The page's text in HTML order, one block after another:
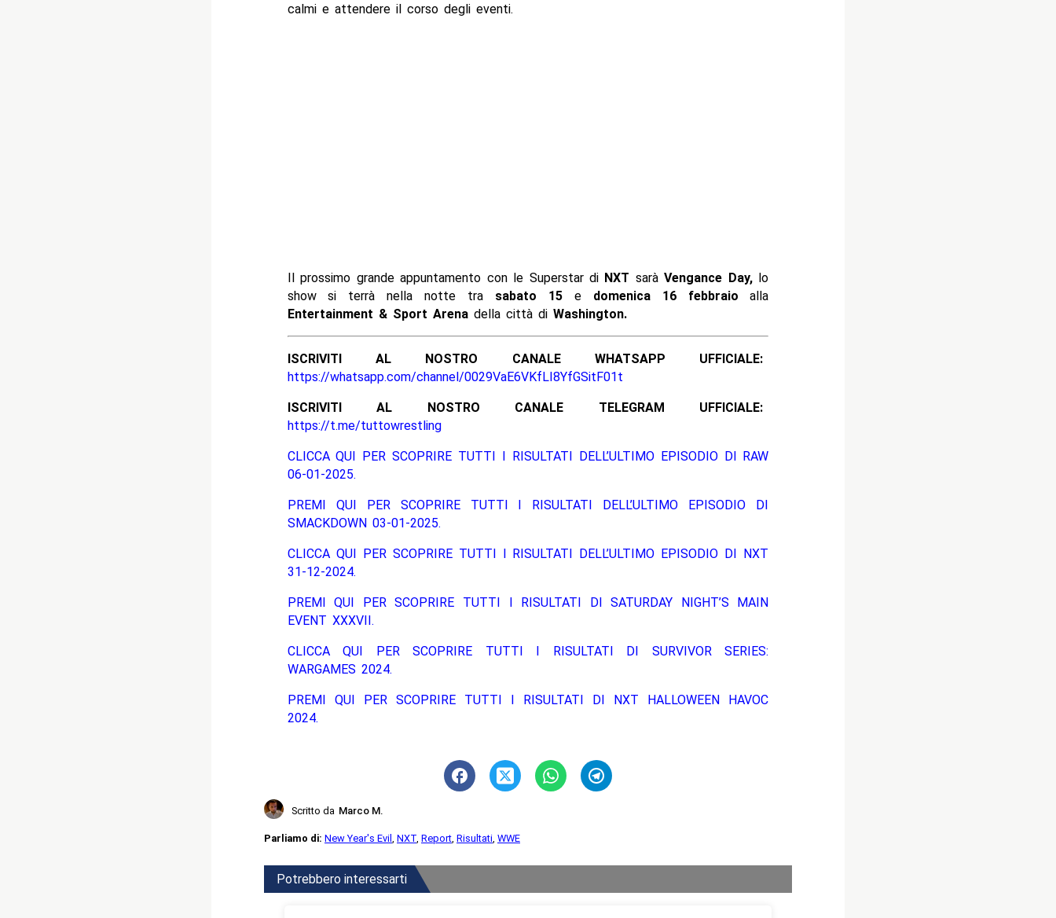
calmi e attendere il corso degli eventi.
Il prossimo grande appuntamento con le Superstar di NXT saràVengance Day,lo
show si terrà nella notte tra sabato 15 e domenica 16 febbraio alla
Entertainment & Sport Arenadella città diWashington.
ISCRIVITI AL NOSTRO CANALE WHATSAPP UFFICIALE:
https://whatsapp.com/channel/0029VaE6VKfLI8YfGSitF01t
ISCRIVITI AL NOSTRO CANALE TELEGRAM UFFICIALE:
https://t.me/tuttowrestling
CLICCA QUI PER SCOPRIRE TUTTI I RISULTATI DELL’ULTIMO EPISODIO DI RAW
06-01-2025.
PREMI QUI PER SCOPRIRE TUTTI I RISULTATI DELL’ULTIMO EPISODIO DI
SMACKDOWN 03-01-2025.
CLICCA QUI PER SCOPRIRE TUTTI I RISULTATI DELL’ULTIMO EPISODIO DI NXT
31-12-2024.
PREMI QUI PER SCOPRIRE TUTTI I RISULTATI DI SATURDAY NIGHT’S MAIN
EVENT XXXVII.
CLICCA QUI PER SCOPRIRE TUTTI I RISULTATI DI SURVIVOR SERIES:
WARGAMES 2024.
PREMI QUI PER SCOPRIRE TUTTI I RISULTATI DI NXT HALLOWEEN HAVOC
2024.
Scritto da Marco M.
Parliamo di: New Year's Evil , NXT, Report, Risultati, WWE
Potrebbero interessarti